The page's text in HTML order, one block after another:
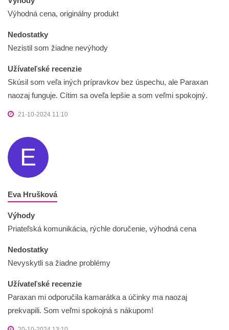
Výhodná cena, originálny produkt
Nedostatky
Nezistil som žiadne nevýhody
Užívateľské recenzie
Skúsil som veľa iných prípravkov bez úspechu, ale Paraxan
naozaj funguje. Cítim sa oveľa lepšie a som veľmi spokojný.
21-10-2024 11:10
E
Eva Hrušková
Výhody
Priateľská komunikácia, rýchle doručenie, výhodná cena
Nedostatky
Nevyskytli sa žiadne problémy
Užívateľské recenzie
Paraxan mi odporučila kamarátka a účinky ma naozaj
prekvapili. Som veľmi spokojná s nákupom!